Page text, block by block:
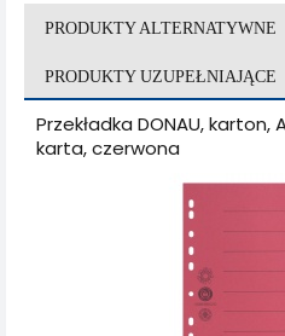
PRODUKTY ALTERNATYWNE
PRODUKTY UZUPEŁNIAJĄCE
Przekładka DONAU, karton,
karta, czerwona